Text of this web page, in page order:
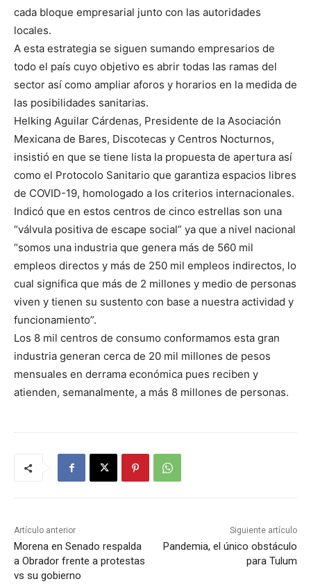
cada bloque empresarial junto con las autoridades
locales.
A esta estrategia se siguen sumando empresarios de
todo el país cuyo objetivo es abrir todas las ramas del
sector así como ampliar aforos y horarios en la medida de
las posibilidades sanitarias.
Helking Aguilar Cárdenas, Presidente de la Asociación
Mexicana de Bares, Discotecas y Centros Nocturnos,
insistió en que se tiene lista la propuesta de apertura así
como el Protocolo Sanitario que garantiza espacios libres
de COVID-19, homologado a los criterios internacionales.
Indicó que en estos centros de cinco estrellas son una
“válvula positiva de escape social” ya que a nivel nacional
“somos una industria que genera más de 560 mil
empleos directos y más de 250 mil empleos indirectos, lo
cual significa que más de 2 millones y medio de personas
viven y tienen su sustento con base a nuestra actividad y
funcionamiento”.
Los 8 mil centros de consumo conformamos esta gran
industria generan cerca de 20 mil millones de pesos
mensuales en derrama económica pues reciben y
atienden, semanalmente, a más 8 millones de personas.
Artículo anterior
Morena en Senado respalda
a Obrador frente a protestas
vs su gobierno
Siguiente artículo
Pandemia, el único obstáculo
para Tulum